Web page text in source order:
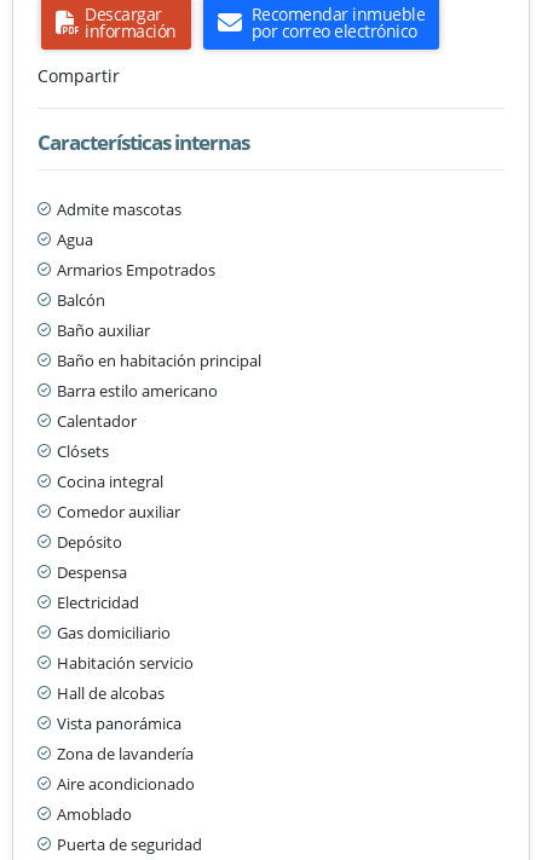
Descargar
información
Recomendar inmueble
por correo electrónico
Compartir
Características internas
Admite mascotas
Agua
Armarios Empotrados
Balcón
Baño auxiliar
Baño en habitación principal
Barra estilo americano
Calentador
Clósets
Cocina integral
Comedor auxiliar
Depósito
Despensa
Electricidad
Gas domiciliario
Habitación servicio
Hall de alcobas
Vista panorámica
Zona de lavandería
Aire acondicionado
Amoblado
Puerta de seguridad